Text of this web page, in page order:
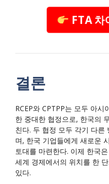
FTA 차
결론
RCEP와 CPTPP는 모두 아
한 중대한 협정으로, 한국의
친다. 두 협정 모두 각기 다
며, 한국 기업들에게 새로운
토대를 마련한다. 이제 한국
세계 경제에서의 위치를 한
있다.